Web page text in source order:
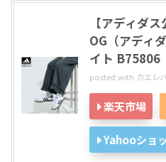
【アディダ
OG（アディ
イト B75806
posted with カエレバ
楽天市場
Yahooショ